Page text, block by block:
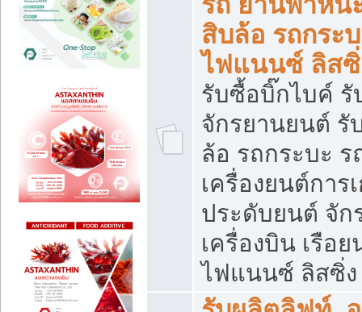
สิบล้อ รถกระ
ไฟแนนซ์ ลิส
รับซื้อบิ๊กไบค์
จักรยานยนต์ รั
ล้อ รถกระบะ
เครื่องยนต์การ
ประดับยนต์ จัก
เครื่องบิน เรือ
ไฟแนนซ์ ลิสซิ่ง